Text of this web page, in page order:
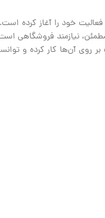
خود را آغاز کرده
نیازمند فروشگاهی
آن‌ها کار کرده و